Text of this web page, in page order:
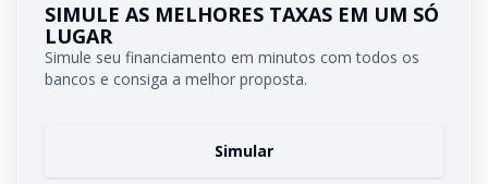
SIMULE AS MELHORES TAXAS EM UM SÓ
LUGAR
Simule seu financiamento em minutos com todos os
bancos e consiga a melhor proposta.
Simular